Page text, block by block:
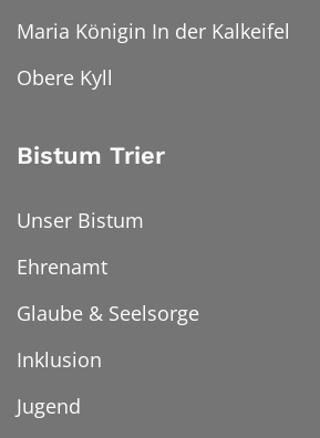
Maria Königin In der Kalkeifel
Obere Kyll
Bistum Trier
Unser Bistum
Ehrenamt
Glaube & Seelsorge
Inklusion
Jugend